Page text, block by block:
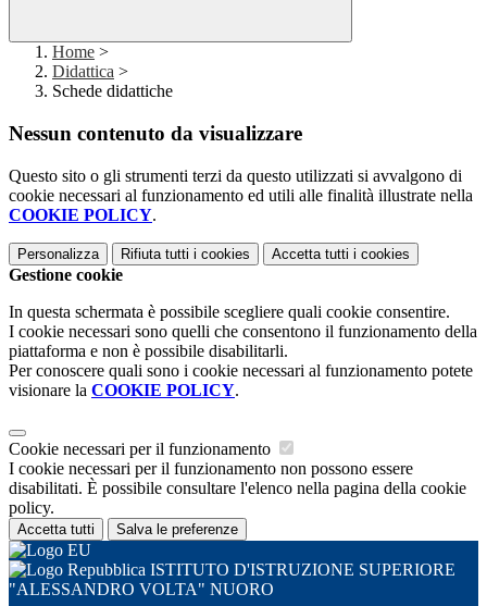
Home >
Didattica >
Schede didattiche
Nessun contenuto da visualizzare
Questo sito o gli strumenti terzi da questo utilizzati si avvalgono di
cookie necessari al funzionamento ed utili alle finalità illustrate nella
COOKIE POLICY.
Personalizza Rifiuta tutti i cookies Accetta tutti i cookies
Gestione cookie
In questa schermata è possibile scegliere quali cookie consentire.
I cookie necessari sono quelli che consentono il funzionamento della
piattaforma e non è possibile disabilitarli.
Per conoscere quali sono i cookie necessari al funzionamento potete
visionare la COOKIE POLICY.
Cookie necessari per il funzionamento
I cookie necessari per il funzionamento non possono essere
disabilitati. È possibile consultare l'elenco nella pagina della cookie
policy.
Accetta tutti Salva le preferenze
ISTITUTO D'ISTRUZIONE SUPERIORE
"ALESSANDRO VOLTA" NUORO